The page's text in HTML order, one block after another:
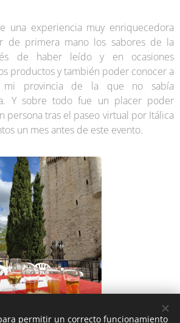
una experiencia muy enriquecedora
de primera mano los sabores de la
de haber leído y en ocasiones
productos y también poder conocer a
mi provincia de la que no sabía
Y sobre todo fue un placer poder
persona tras el paseo virtual por Itálica
un mes antes de este evento.
permitir un correcto funcionamiento